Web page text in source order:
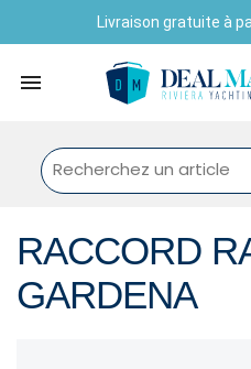
Livraison gratuite à

RACCORD
GARDENA